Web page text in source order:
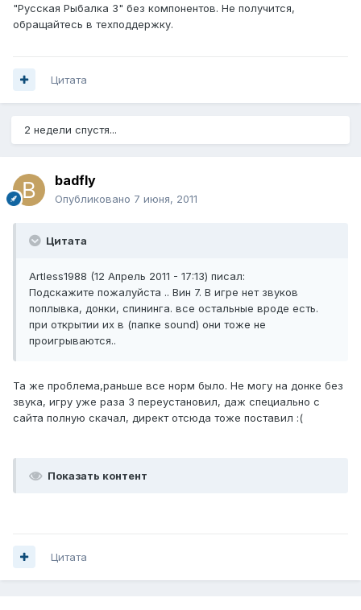
"Русская Рыбалка 3" без компонентов. Не получится,
обращайтесь в техподдержку.
Цитата
2 недели спустя...
badfly
Опубликовано 7 июня, 2011
Цитата
Artless1988 (12 Апрель 2011 - 17:13) писал:
Подскажите пожалуйста .. Вин 7. В игре нет звуков
поплывка, донки, спининга. все остальные вроде есть.
при открытии их в (папке sound) они тоже не
проигрываются..
Та же проблема,раньше все норм было. Не могу на донке без
звука, игру уже раза 3 переустановил, даж специально с
сайта полную скачал, директ отсюда тоже поставил :(
Показать контент
Цитата